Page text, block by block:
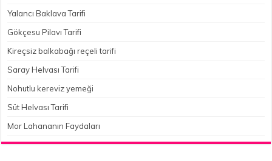
Yalancı Baklava Tarifi
Gökçesu Pilavı Tarifi
Kireçsiz balkabağı reçeli tarifi
Saray Helvası Tarifi
Nohutlu kereviz yemeği
Süt Helvası Tarifi
Mor Lahananın Faydaları